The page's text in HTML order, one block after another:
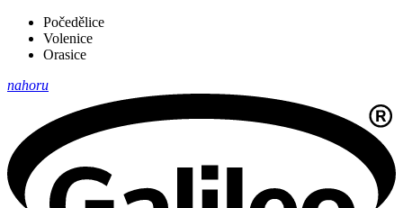
Počedělice
Volenice
Orasice
nahoru